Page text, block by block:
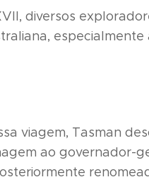
diversos
viagem, Tasman
ao governador-